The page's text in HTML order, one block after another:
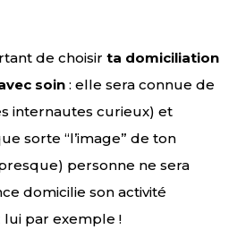
de choisir ta domiciliation
soin : elle sera connue de
internautes curieux) et
sorte “l’image” de ton
personne ne sera
domicilie son activité
par exemple !